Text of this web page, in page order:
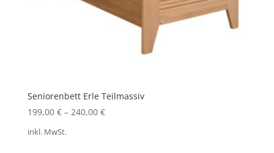
Seniorenbett Erle Teilmassiv
199,00 €– 240,00 €
inkl. MwSt.